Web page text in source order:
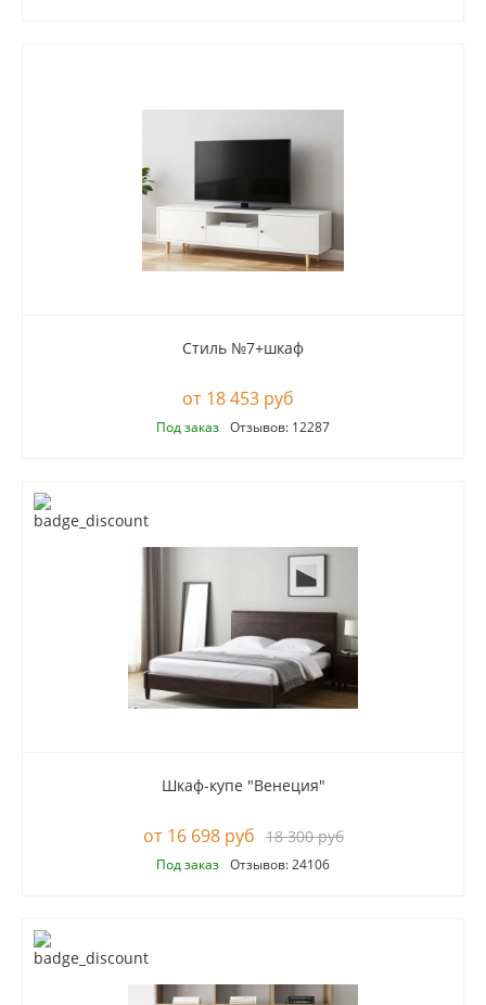
Стиль №7+шкаф
18 453 руб
Под заказ Отзывов: 12287
Шкаф-купе "Венеция"
16 698 руб 18 300 руб
Под заказ Отзывов: 24106